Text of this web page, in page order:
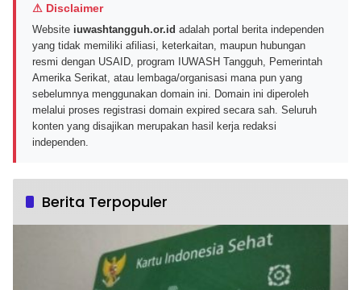
⚠ Disclaimer
Website iuwashtangguh.or.id adalah portal berita independen
yang tidak memiliki afiliasi, keterkaitan, maupun hubungan
resmi dengan USAID, program IUWASH Tangguh, Pemerintah
Amerika Serikat, atau lembaga/organisasi mana pun yang
sebelumnya menggunakan domain ini. Domain ini diperoleh
melalui proses registrasi domain expired secara sah. Seluruh
konten yang disajikan merupakan hasil kerja redaksi
independen.
Berita Terpopuler